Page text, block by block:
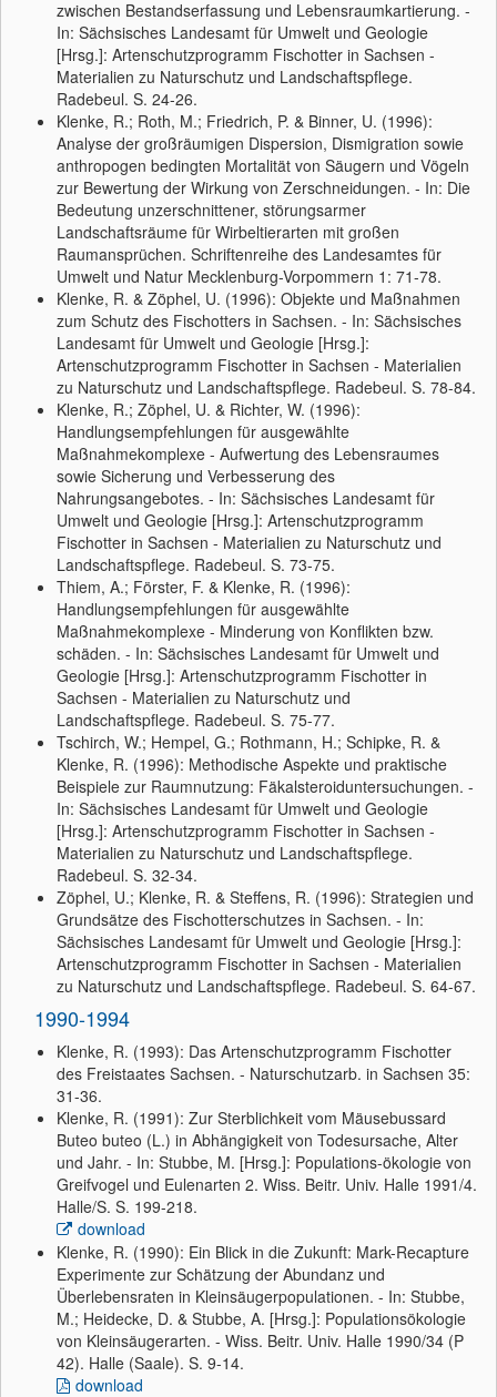
zwischen Bestandserfassung und Lebensraumkartierung. -
In: Sächsisches Landesamt für Umwelt und Geologie
[Hrsg.]: Artenschutzprogramm Fischotter in Sachsen -
Materialien zu Naturschutz und Landschaftspflege.
Radebeul. S. 24-26.
Klenke, R.; Roth, M.; Friedrich, P. & Binner, U. (1996):
Analyse der großräumigen Dispersion, Dismigration sowie
anthropogen bedingten Mortalität von Säugern und Vögeln
zur Bewertung der Wirkung von Zerschneidungen. - In: Die
Bedeutung unzerschnittener, störungsarmer
Landschaftsräume für Wirbeltierarten mit großen
Raumansprüchen. Schriftenreihe des Landesamtes für
Umwelt und Natur Mecklenburg-Vorpommern 1: 71-78.
Klenke, R. & Zöphel, U. (1996): Objekte und Maßnahmen
zum Schutz des Fischotters in Sachsen. - In: Sächsisches
Landesamt für Umwelt und Geologie [Hrsg.]:
Artenschutzprogramm Fischotter in Sachsen - Materialien
zu Naturschutz und Landschaftspflege. Radebeul. S. 78-84.
Klenke, R.; Zöphel, U. & Richter, W. (1996):
Handlungsempfehlungen für ausgewählte
Maßnahmekomplexe - Aufwertung des Lebensraumes
sowie Sicherung und Verbesserung des
Nahrungsangebotes. - In: Sächsisches Landesamt für
Umwelt und Geologie [Hrsg.]: Artenschutzprogramm
Fischotter in Sachsen - Materialien zu Naturschutz und
Landschaftspflege. Radebeul. S. 73-75.
Thiem, A.; Förster, F. & Klenke, R. (1996):
Handlungsempfehlungen für ausgewählte
Maßnahmekomplexe - Minderung von Konflikten bzw.
schäden. - In: Sächsisches Landesamt für Umwelt und
Geologie [Hrsg.]: Artenschutzprogramm Fischotter in
Sachsen - Materialien zu Naturschutz und
Landschaftspflege. Radebeul. S. 75-77.
Tschirch, W.; Hempel, G.; Rothmann, H.; Schipke, R. &
Klenke, R. (1996): Methodische Aspekte und praktische
Beispiele zur Raumnutzung: Fäkalsteroiduntersuchungen. -
In: Sächsisches Landesamt für Umwelt und Geologie
[Hrsg.]: Artenschutzprogramm Fischotter in Sachsen -
Materialien zu Naturschutz und Landschaftspflege.
Radebeul. S. 32-34.
Zöphel, U.; Klenke, R. & Steffens, R. (1996): Strategien und
Grundsätze des Fischotterschutzes in Sachsen. - In:
Sächsisches Landesamt für Umwelt und Geologie [Hrsg.]:
Artenschutzprogramm Fischotter in Sachsen - Materialien
zu Naturschutz und Landschaftspflege. Radebeul. S. 64-67.
1990-1994
Klenke, R. (1993): Das Artenschutzprogramm Fischotter
des Freistaates Sachsen. - Naturschutzarb. in Sachsen 35:
31-36.
Klenke, R. (1991): Zur Sterblichkeit vom Mäusebussard
Buteo buteo (L.) in Abhängigkeit von Todesursache, Alter
und Jahr. - In: Stubbe, M. [Hrsg.]: Populations-ökologie von
Greifvogel und Eulenarten 2. Wiss. Beitr. Univ. Halle 1991/4.
Halle/S. S. 199-218.
download
Klenke, R. (1990): Ein Blick in die Zukunft: Mark-Recapture
Experimente zur Schätzung der Abundanz und
Überlebensraten in Kleinsäugerpopulationen. - In: Stubbe,
M.; Heidecke, D. & Stubbe, A. [Hrsg.]: Populationsökologie
von Kleinsäugerarten. - Wiss. Beitr. Univ. Halle 1990/34 (P
42). Halle (Saale). S. 9-14.
download